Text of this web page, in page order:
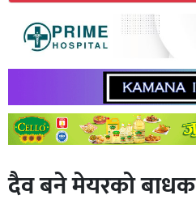
दैव बने मेयरको बाधक